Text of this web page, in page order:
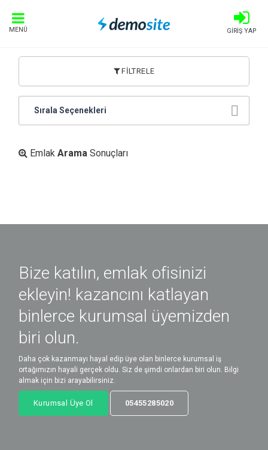
MENÜ GİRİŞ YAP
FİLTRELE
Sırala Seçenekleri
Emlak Arama Sonuçları
Bize katılın, emlak ofisinizi
ekleyin! kazancını katlayan
binlerce kurumsal üyemizden
biri olun.
Daha çok kazanmayı hayal edip üye olan binlerce kurumsal iş
ortağımızın hayali gerçek oldu. Siz de şimdi onlardan biri olun. Bilgi
almak için bizi arayabilirsiniz.
Kurumsal Üye Ol 05455285020